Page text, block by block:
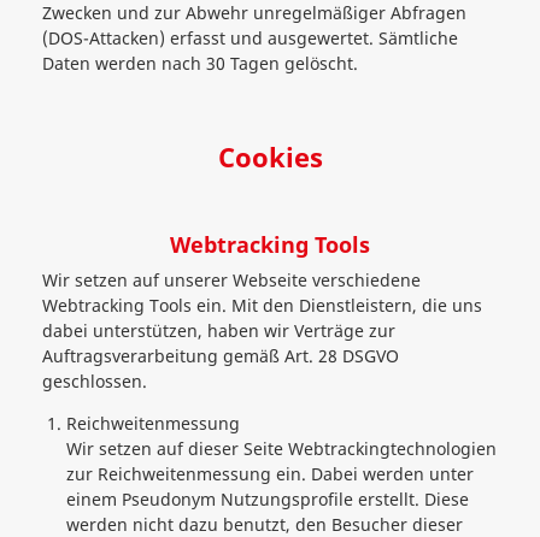
Zwecken und zur Abwehr unregelmäßiger Abfragen
(DOS-Attacken) erfasst und ausgewertet. Sämtliche
Daten werden nach 30 Tagen gelöscht.
Cookies
Webtracking Tools
Wir setzen auf unserer Webseite verschiedene
Webtracking Tools ein. Mit den Dienstleistern, die uns
dabei unterstützen, haben wir Verträge zur
Auftragsverarbeitung gemäß Art. 28 DSGVO
geschlossen.
Reichweitenmessung
Wir setzen auf dieser Seite Webtrackingtechnologien
zur Reichweitenmessung ein. Dabei werden unter
einem Pseudonym Nutzungsprofile erstellt. Diese
werden nicht dazu benutzt, den Besucher dieser